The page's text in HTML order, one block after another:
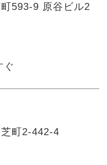
593-9 原谷ビル2
ぐ
町2-442-4